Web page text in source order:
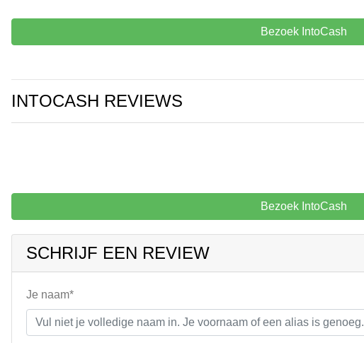
Bezoek IntoCash
INTOCASH REVIEWS
Bezoek IntoCash
SCHRIJF EEN REVIEW
Je naam*